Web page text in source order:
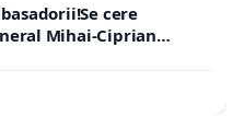
cere
Mihai-Ciprian